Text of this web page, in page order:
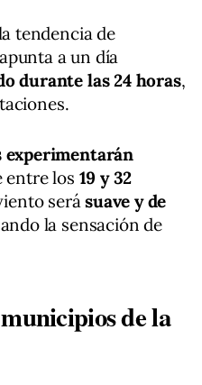
tendencia de
a un día
durante las 24 horas,
experimentarán
entre los 19 y 32
serásuave y de
la sensación de
de la